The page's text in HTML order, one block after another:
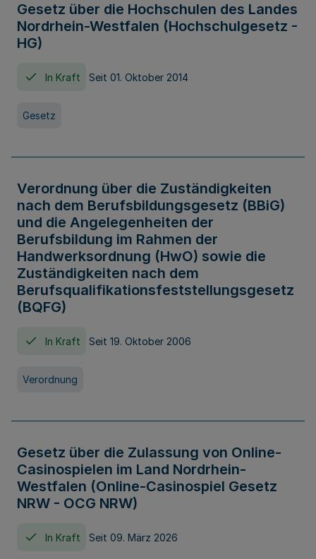
Gesetz über die Hochschulen des Landes
Nordrhein-Westfalen (Hochschulgesetz -
HG)
In Kraft Seit 01. Oktober 2014
Gesetz
Verordnung über die Zuständigkeiten
nach dem Berufsbildungsgesetz (BBiG)
und die Angelegenheiten der
Berufsbildung im Rahmen der
Handwerksordnung (HwO) sowie die
Zuständigkeiten nach dem
Berufsqualifikationsfeststellungsgesetz
(BQFG)
In Kraft Seit 19. Oktober 2006
Verordnung
Gesetz über die Zulassung von Online-
Casinospielen im Land Nordrhein-
Westfalen (Online-Casinospiel Gesetz
NRW - OCG NRW)
In Kraft Seit 09. März 2026